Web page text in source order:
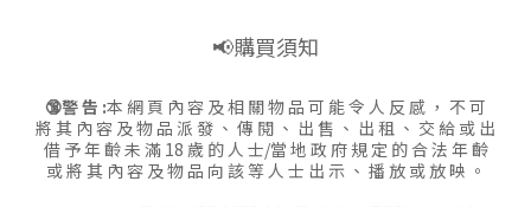
📢購買須知
🔞警 告 :本 網 頁 內 容 及 相 關 物 品 可 能 令 人 反 感 ， 不 可
將 其 內 容 及 物 品 派 發 、 傳 閱 、 出 售 、 出 租 、 交 給 或 出
借 予 年 齡 未 滿 18 歲 的 人 士/當 地 政 府 規 定 的 合 法 年 齡
或 將 其 內 容 及 物 品 向 該 等 人 士 出 示 、 播 放 或 放 映 。